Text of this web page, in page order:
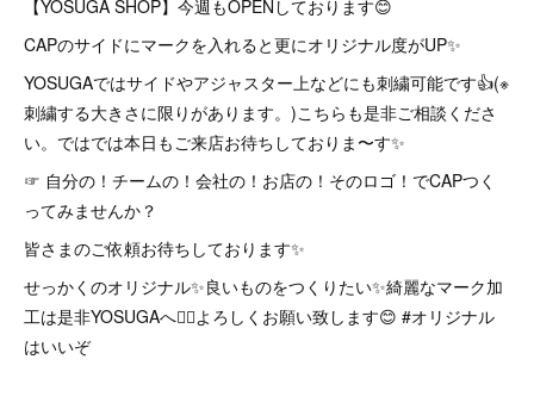
【YOSUGA SHOP】今週もOPENしております😊
CAPのサイドにマークを入れると更にオリジナル度がUP✨
YOSUGAではサイドやアジャスター上などにも刺繍可能です👍(※
刺繍する大きさに限りがあります。)こちらも是非ご相談くださ
い。ではでは本日もご来店お待ちしておりま〜す✨
☞ 自分の！チームの！会社の！お店の！そのロゴ！でCAPつく
ってみませんか？
皆さまのご依頼お待ちしております✨
せっかくのオリジナル✨良いものをつくりたい✨綺麗なマーク加
工は是非YOSUGAへ🙇‍♂️よろしくお願い致します😊 #オリジナル
はいいぞ